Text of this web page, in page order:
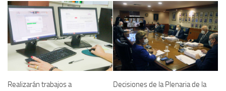
Realizarán trabajos a
Decisiones de la Plenaria de la